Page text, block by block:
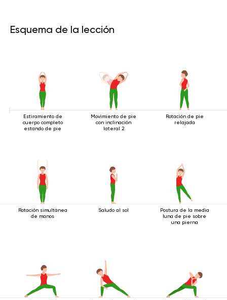
Esquema de la lección
Estiramiento de
cuerpo completo
estando de pie
Movimiento de pie
con inclinación
lateral 2
Rotación de pie
relajada
Rotación simultánea
de manos
Saludo al sol
Postura de la media
luna de pie sobre
una pierna